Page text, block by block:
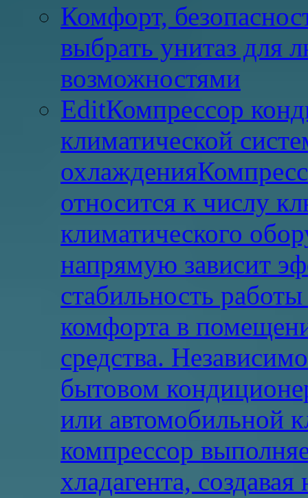
Комфорт,
выбрать унитаз для
возможностями
EditКомпрессор
климатической
относится к числу
климатического
напрямую зависит
стабильность
комфорта в
средства.
бытовом
или автомобильной
компрессор
хладагента,